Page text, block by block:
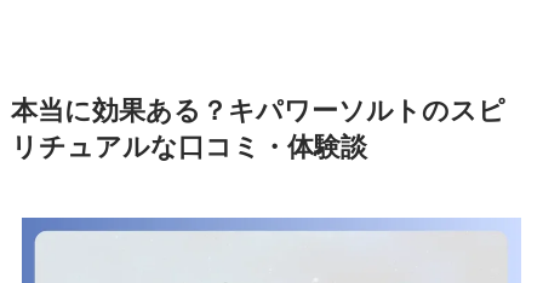
本当に効果ある？キパワーソルトのスピ
リチュアルな口コミ・体験談